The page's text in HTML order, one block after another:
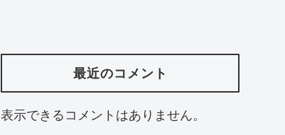
最近のコメント
表示できるコメントはありません。